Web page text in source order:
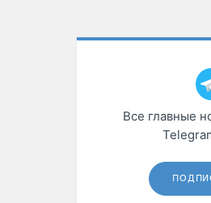
Все главные